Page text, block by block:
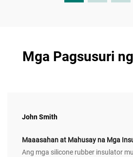
Mga Pagsusuri
John Smith
Maaasahan at Mahusay na Mga
Ang mga silicone rubber insulator